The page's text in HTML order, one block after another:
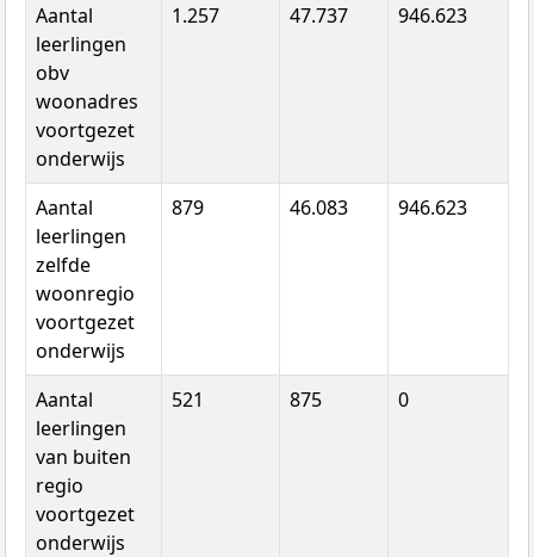
Aantal
leerlingen
obv
woonadres
voortgezet
onderwijs
1.257 47.737 946.623
Aantal
leerlingen
zelfde
woonregio
voortgezet
onderwijs
879 46.083 946.623
Aantal
leerlingen
van buiten
regio
voortgezet
onderwijs
521 875 0